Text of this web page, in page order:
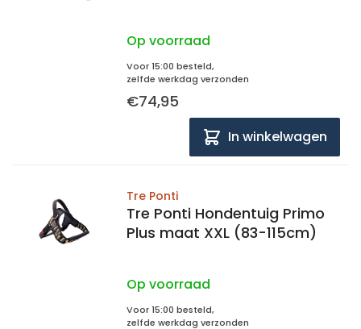
Op voorraad
Voor 15:00 besteld,
zelfde werkdag verzonden
€74,95
In winkelwagen
Tre Ponti
Tre Ponti Hondentuig Primo
Plus maat XXL (83-115cm)
Op voorraad
Voor 15:00 besteld,
zelfde werkdag verzonden